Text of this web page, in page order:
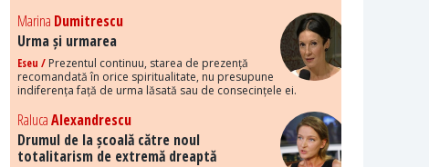
Marina Dumitrescu
Urma și urmarea
Eseu / Prezentul continuu, starea de prezență
recomandată în orice spiritualitate, nu presupune
indiferența față de urma lăsată sau de consecințele ei.
RalucaAlexandrescu
Drumul de la școală către noul
totalitarism de extremă dreaptă